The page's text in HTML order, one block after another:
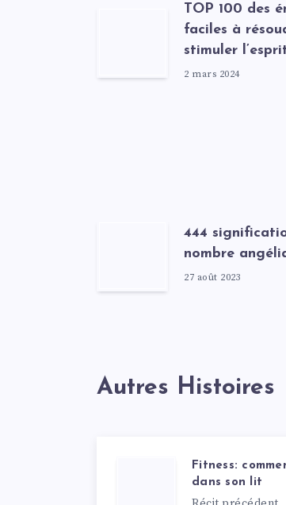
TOP 100 des
faciles à
stimuler
2 mars 2024
444
nombre
27 août 2023
Autres Histoires
Fitness:
dans son lit